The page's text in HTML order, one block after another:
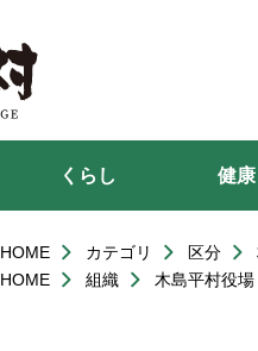
くらし 健
HOME カテゴリ 区分
HOME
組織 木島平村役場